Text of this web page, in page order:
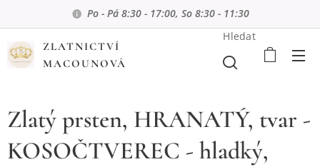
Po - Pá 8:30 - 17:00, So 8:30 - 11:30
ZLATNICTVÍ
MACOUNOVÁ
Hledat
Zlatý prsten, HRANATÝ, tvar -
KOSOČTVEREC - hladký,